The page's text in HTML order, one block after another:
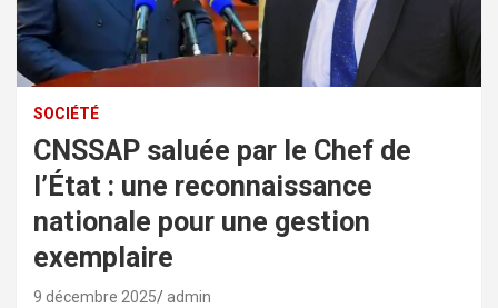
SOCIÉTÉ
CNSSAP saluée par le Chef de
l’État : une reconnaissance
nationale pour une gestion
exemplaire
9 décembre 2025 admin